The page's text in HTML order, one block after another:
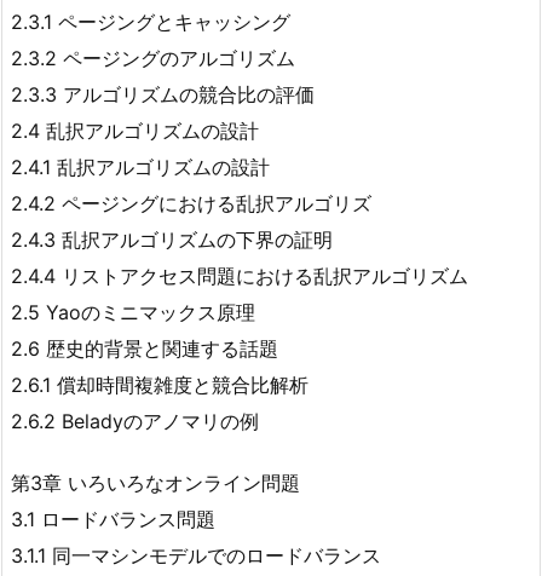
2.3.1 ページングとキャッシング
2.3.2 ページングのアルゴリズム
2.3.3 アルゴリズムの競合比の評価
2.4 乱択アルゴリズムの設計
2.4.1 乱択アルゴリズムの設計
2.4.2 ページングにおける乱択アルゴリズ
2.4.3 乱択アルゴリズムの下界の証明
2.4.4 リストアクセス問題における乱択アルゴリズム
2.5 Yaoのミニマックス原理
2.6 歴史的背景と関連する話題
2.6.1 償却時間複雑度と競合比解析
2.6.2 Beladyのアノマリの例
第3章 いろいろなオンライン問題
3.1 ロードバランス問題
3.1.1 同一マシンモデルでのロードバランス